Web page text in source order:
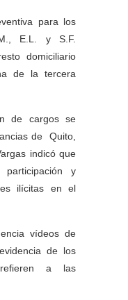
para los
E.L. y S.F.
domiciliario
de la tercera
de cargos se
de Quito,
indicó que
y
ilícitas en el
vídeos de
de los
refieren a las